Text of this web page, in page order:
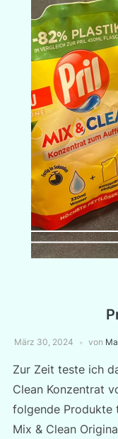
März 30, 2024 von
Zur Zeit teste ich
Clean Konzentrat
folgende Produkte
Mix & Clean